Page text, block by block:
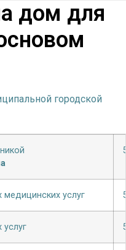
дом для
городской
медицинских услуг